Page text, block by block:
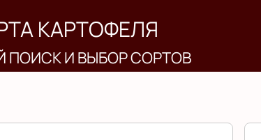
КАРТОФЕЛЯ
ПОИСК И ВЫБОР СОРТОВ